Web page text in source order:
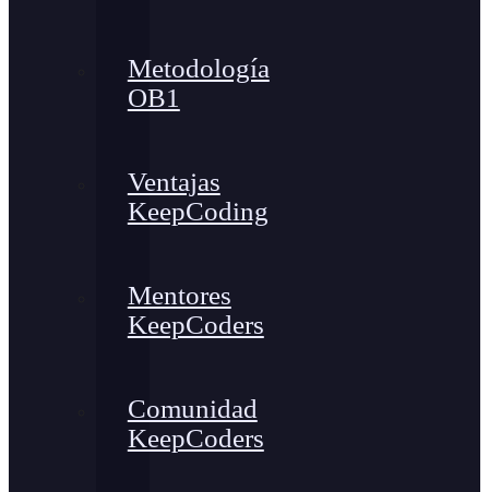
Metodología
OB1
Ventajas
KeepCoding
Mentores
KeepCoders
Comunidad
KeepCoders